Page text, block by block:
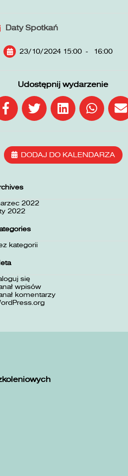
Daty Spotkań
23/10/2024 15:00 - 16:00
Udostępnij wydarzenie
DODAJ DO KALENDARZA
2022
2022
kategorii
się
wpisów
komentarzy